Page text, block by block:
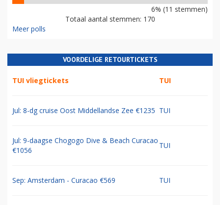
6% (11 stemmen)
Totaal aantal stemmen: 170
Meer polls
VOORDELIGE RETOURTICKETS
TUI vliegtickets TUI
Jul: 8-dg cruise Oost Middellandse Zee €1235 TUI
Jul: 9-daagse Chogogo Dive & Beach Curacao
€1056
TUI
Sep: Amsterdam - Curacao €569 TUI